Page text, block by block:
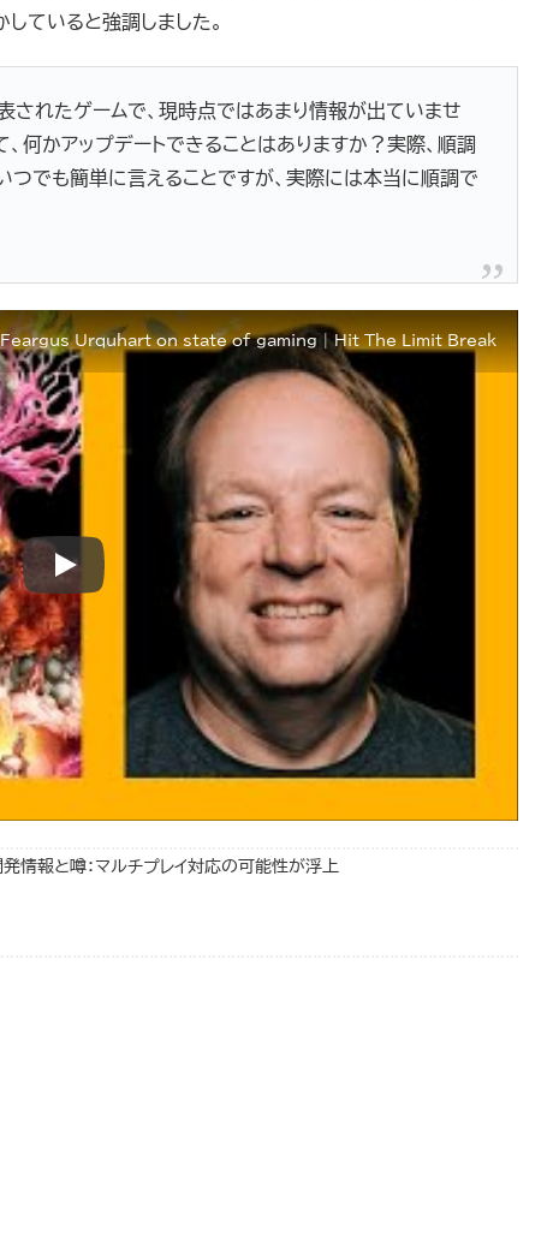
ていると強調しました。
れたゲームで、現時点ではあまり情報が出ていませ
何かアップデートできることはありますか？実際、順調
つでも簡単に言えることですが、実際には本当に順調で
Feargus Urquhart on state of gaming | Hit The Limit Break
報と噂：マルチプレイ対応の可能性が浮上